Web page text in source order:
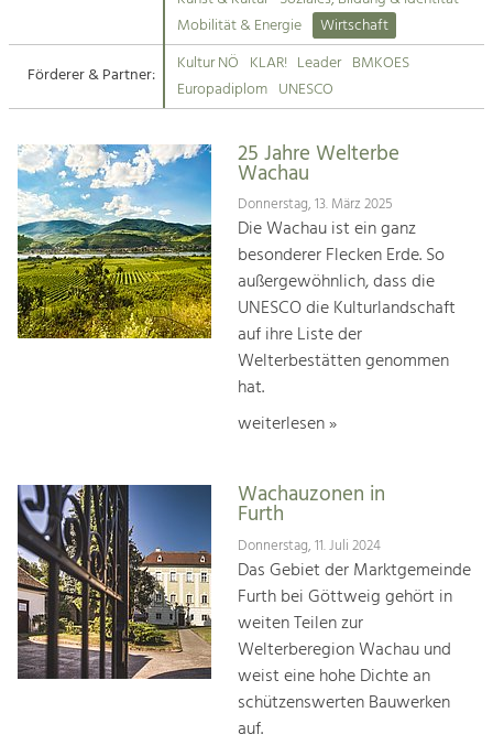
Suche
Impressum
Kontakt
Tourismus
Angebotsentwicklung und
Kunst & Kultur
Handwerk, Wissenschaft und Forschung.
Soziales, Bildung &
Identität
Gleichberechtigung, Jugend und
Integration
Mobilität & Energie
Klimawandel, öffentlicher Verkehr und
Mobilität & Energie
Wirtschaft
Förderer & Partner:
Kultur NÖ KLAR! Leader BMKOES
Europadiplom UNESCO
25 Jahre Welterbe
Wachau
Donnerstag, 13. März 2025
Die Wachau ist ein ganz
besonderer Flecken Erde. So
außergewöhnlich, dass die
UNESCO die Kulturlandschaft
auf ihre Liste der
Welterbestätten genommen
hat.
weiterlesen »
Wachauzonen in
Furth
Donnerstag, 11. Juli 2024
Das Gebiet der Marktgemeinde
Furth bei Göttweig gehört in
weiten Teilen zur
Welterberegion Wachau und
weist eine hohe Dichte an
schützenswerten Bauwerken
auf.